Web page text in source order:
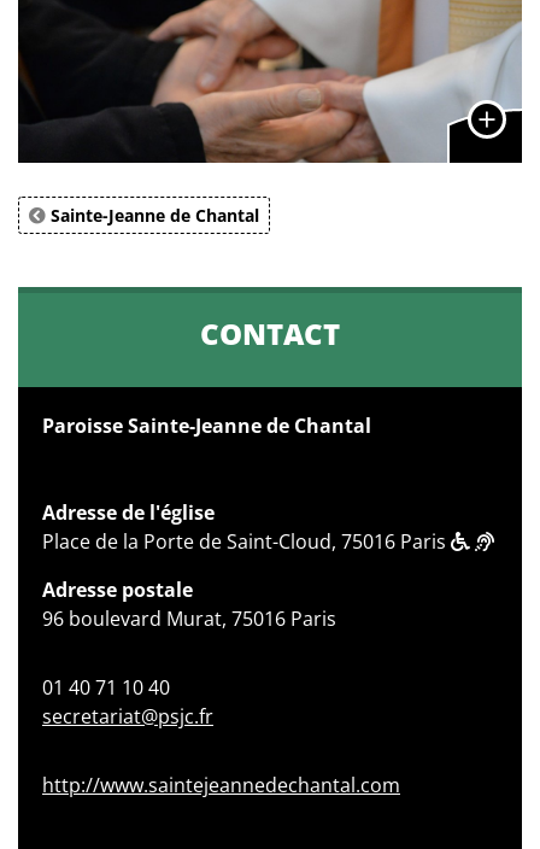
Sainte-Jeanne de Chantal
CONTACT
Paroisse Sainte-Jeanne de Chantal
Adresse de l'église
Place de la Porte de Saint-Cloud, 75016 Paris
Adresse postale
96 boulevard Murat, 75016 Paris
01 40 71 10 40
secretariat@psjc.fr
http://www.saintejeannedechantal.com